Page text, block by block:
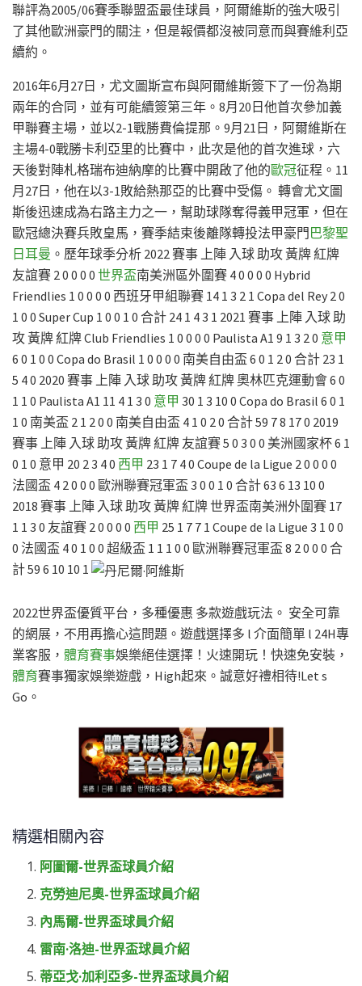
聯評為2005/06賽季聯盟盃最佳球員，阿爾維斯的強大吸引
了其他歐洲豪門的關注，但是報價都沒被同意而與賽維利亞
續約。
2016年6月27日，尤文圖斯宣布與阿爾維斯簽下了一份為期
兩年的合同，並有可能續簽第三年。8月20日他首次參加義
甲聯賽主場，並以2-1戰勝費倫提那。9月21日，阿爾維斯在
主場4-0戰勝卡利亞里的比賽中，此次是他的首次進球，六
天後對陣札格瑞布迪納摩的比賽中開啟了他的歐冠征程。11
月27日，他在以3-1敗給熱那亞的比賽中受傷。 轉會尤文圖
斯後迅速成為右路主力之一，幫助球隊奪得義甲冠軍，但在
歐冠總決賽兵敗皇馬，賽季結束後離隊轉投法甲豪門巴黎聖
日耳曼 。歷年球季分析 2022 賽事 上陣 入球 助攻 黃牌 紅牌
友誼賽 2 0 0 0 0 世界盃南美洲區外圍賽 4 0 0 0 0 Hybrid
Friendlies 1 0 0 0 0 西班牙甲組聯賽 14 1 3 2 1 Copa del Rey 2 0
1 0 0 Super Cup 1 0 0 1 0 合計 24 1 4 3 1 2021 賽事 上陣 入球 助
攻 黃牌 紅牌 Club Friendlies 1 0 0 0 0 Paulista A1 9 1 3 2 0 意甲
6 0 1 0 0 Copa do Brasil 1 0 0 0 0 南美自由盃 6 0 1 2 0 合計 23 1
5 4 0 2020 賽事 上陣 入球 助攻 黃牌 紅牌 奧林匹克運動會 6 0
1 1 0 Paulista A1 11 4 1 3 0 意甲 30 1 3 10 0 Copa do Brasil 6 0 1
1 0 南美盃 2 1 2 0 0 南美自由盃 4 1 0 2 0 合計 59 7 8 17 0 2019
賽事 上陣 入球 助攻 黃牌 紅牌 友誼賽 5 0 3 0 0 美洲國家杯 6 1
0 1 0 意甲 20 2 3 4 0 西甲 23 1 7 4 0 Coupe de la Ligue 2 0 0 0 0
法國盃 4 2 0 0 0 歐洲聯賽冠軍盃 3 0 0 1 0 合計 63 6 13 10 0
2018 賽事 上陣 入球 助攻 黃牌 紅牌 世界盃南美洲外圍賽 17
1 1 3 0 友誼賽 2 0 0 0 0 西甲 25 1 7 7 1 Coupe de la Ligue 3 1 0 0
0 法國盃 4 0 1 0 0 超級盃 1 1 1 0 0 歐洲聯賽冠軍盃 8 2 0 0 0 合
計 59 6 10 10 1
2022世界盃優質平台，多種優惠 多款遊戲玩法。 安全可靠
的網展，不用再擔心這問題。遊戲選擇多 l 介面簡單 l 24H專
業客服， 體育賽事娛樂絕佳選擇！火速開玩！快速免安裝，
體育賽事獨家娛樂遊戲，High起來。誠意好禮相待!Let s
Go。
精選相關內容
阿圖爾-世界盃球員介紹
克勞迪尼奧-世界盃球員介紹
內馬爾-世界盃球員介紹
雷南·洛迪-世界盃球員介紹
蒂亞戈·加利亞多-世界盃球員介紹